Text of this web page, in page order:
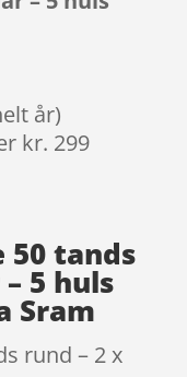
år)
kr. 299
50 tands
5 huls
Sram
rund – 2 x